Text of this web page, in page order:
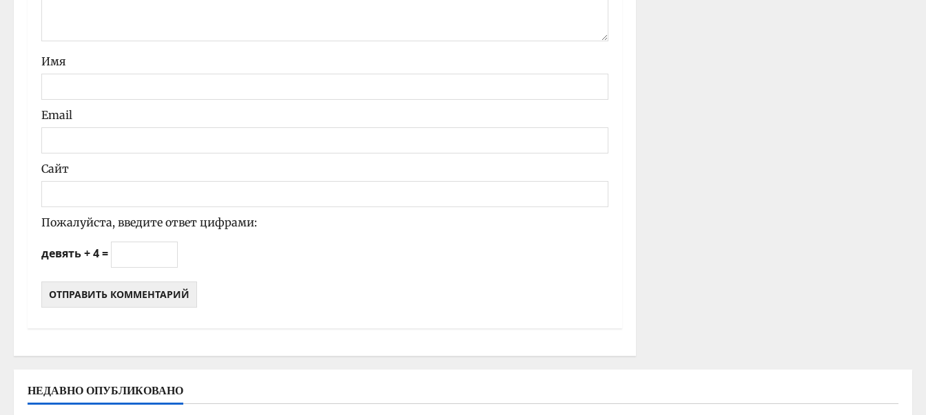
и
с
и
Имя
Email
Сайт
Пожалуйста, введите ответ цифрами:
девять + 4 =
НЕДАВНО ОПУБЛИКОВАНО